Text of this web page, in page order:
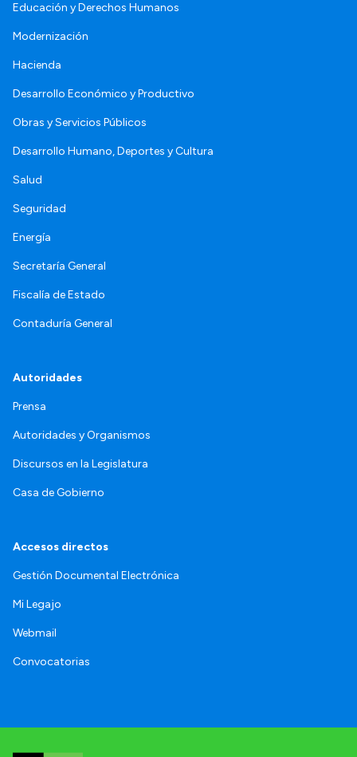
Educación y Derechos Humanos
Modernización
Hacienda
Desarrollo Económico y Productivo
Obras y Servicios Públicos
Desarrollo Humano, Deportes y Cultura
Salud
Seguridad
Energía
Secretaría General
Fiscalía de Estado
Contaduría General
Autoridades
Prensa
Autoridades y Organismos
Discursos en la Legislatura
Casa de Gobierno
Accesos directos
Gestión Documental Electrónica
Mi Legajo
Webmail
Convocatorias